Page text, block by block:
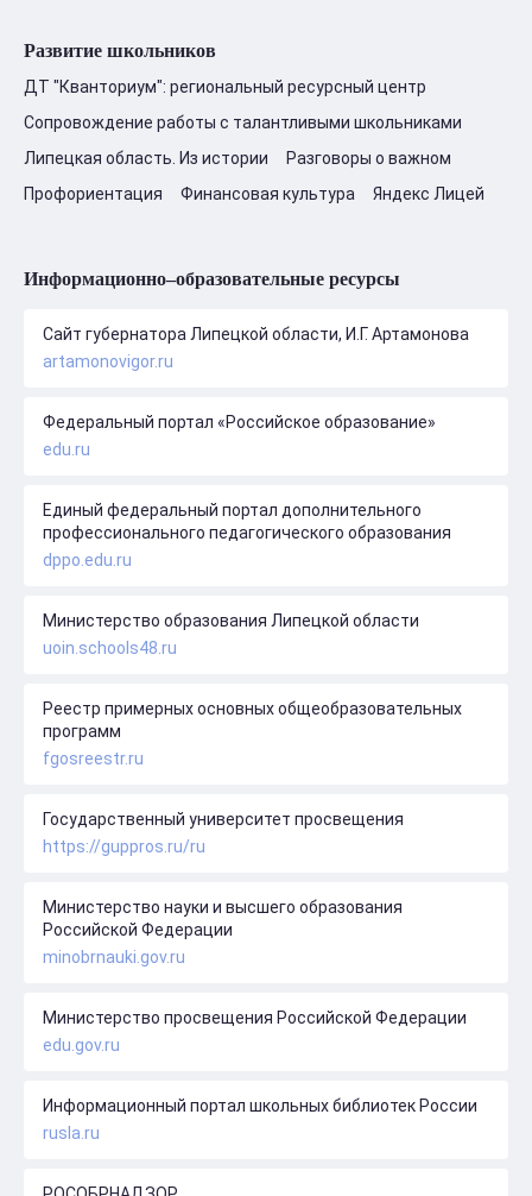
Развитие школьников
ДТ "Кванториум": региональный ресурсный центр
Сопровождение работы с талантливыми школьниками
Липецкая область. Из истории
Разговоры о важном
Профориентация
Финансовая культура Яндекс Лицей
Информационно–образовательные ресурсы
Сайт губернатора Липецкой области, И.Г. Артамонова
artamonovigor.ru
Федеральный портал «Российское образование»
edu.ru
Единый федеральный портал дополнительного
профессионального педагогического образования
dppo.edu.ru
Министерство образования Липецкой области
uoin.schools48.ru
Реестр примерных основных общеобразовательных
программ
fgosreestr.ru
Государственный университет просвещения
https://guppros.ru/ru
Министерство науки и высшего образования
Российской Федерации
minobrnauki.gov.ru
Министерство просвещения Российской Федерации
edu.gov.ru
Информационный портал школьных библиотек России
rusla.ru